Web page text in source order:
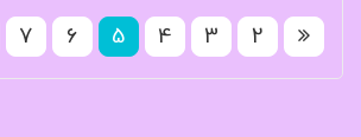
2
3
4
5
6
7